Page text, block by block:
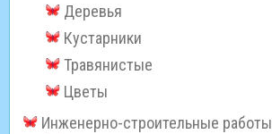
Деревья
Кустарники
Травянистые
Цветы
Инженерно-строительные работы